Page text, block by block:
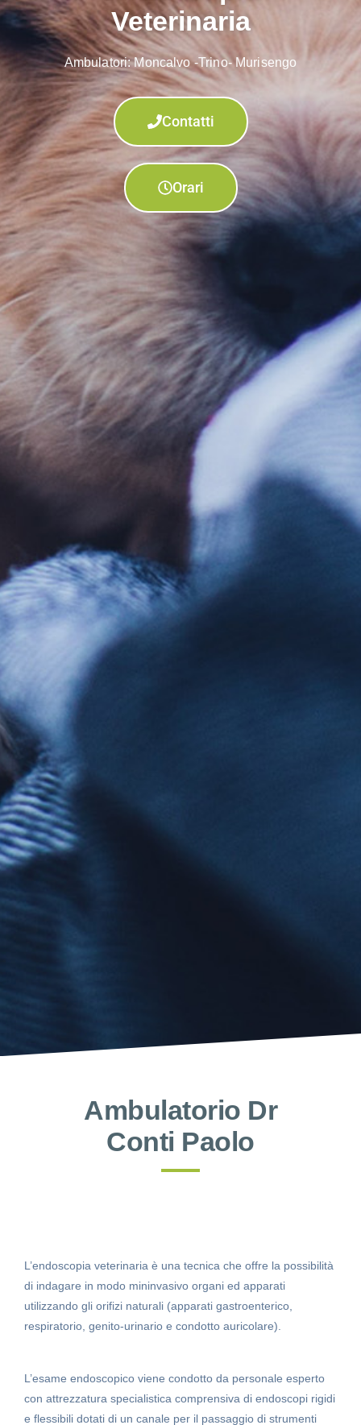
Veterinaria
Ambulatori: Moncalvo -Trino- Murisengo
Contatti
Orari
Ambulatorio Dr
Conti Paolo
L’endoscopia veterinaria è una tecnica che offre la possibilità
di indagare in modo mininvasivo organi ed apparati
utilizzando gli orifizi naturali (apparati gastroenterico,
respiratorio, genito-urinario e condotto auricolare).
L’esame endoscopico viene condotto da personale esperto
con attrezzatura specialistica comprensiva di endoscopi rigidi
e flessibili dotati di un canale per il passaggio di strumenti